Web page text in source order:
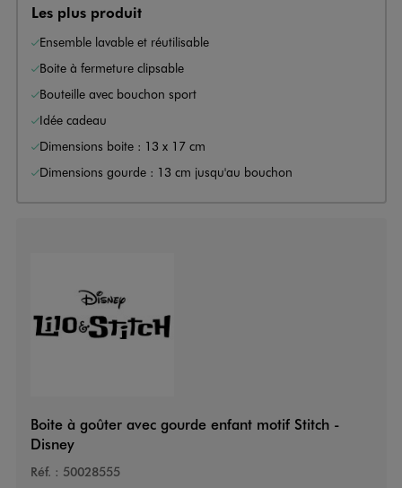
Les plus produit
Ensemble lavable et réutilisable
Boite à fermeture clipsable
Bouteille avec bouchon sport
Idée cadeau
Dimensions boite : 13 x 17 cm
Dimensions gourde : 13 cm jusqu'au bouchon
Boite à goûter avec gourde enfant motif Stitch -
Disney
Réf. : 50028555